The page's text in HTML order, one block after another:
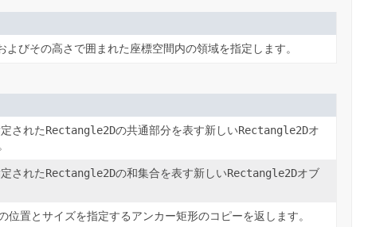
よびその高さで囲まれた座標空間内の領域を指定します。
されたRectangle2Dの共通部分を表す新しいRectangle2Dオ
されたRectangle2Dの和集合を表す新しいRectangle2Dオブ
位置とサイズを指定するアンカー矩形のコピーを返します。